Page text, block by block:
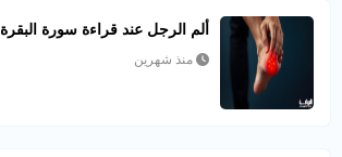
ألم الرجل عند قراءة سورة البقرة
منذ شهرين